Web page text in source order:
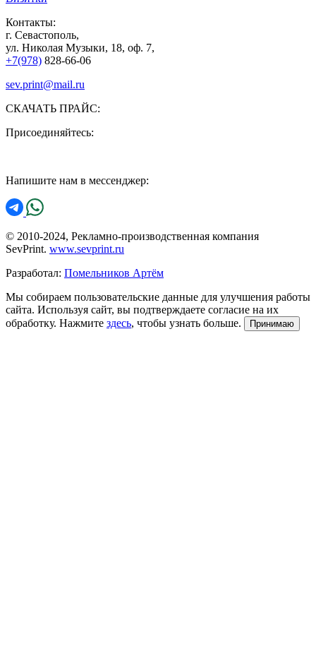
Контакты:
г. Севастополь,
ул. Николая Музыки, 18, оф. 7,
+7(978) 828-66-06
sev.print@mail.ru
СКАЧАТЬ ПРАЙС:
Присоединяйтесь:
Напишите нам в мессенджер:
© 2010-2024, Рекламно-производственная компания
SevPrint. www.sevprint.ru
Разработал: Помельников Артём
Мы собираем пользовательские данные для улучшения работы
сайта. Используя сайт, вы подтверждаете согласие на их
обработку. Нажмите здесь, чтобы узнать больше. Принимаю